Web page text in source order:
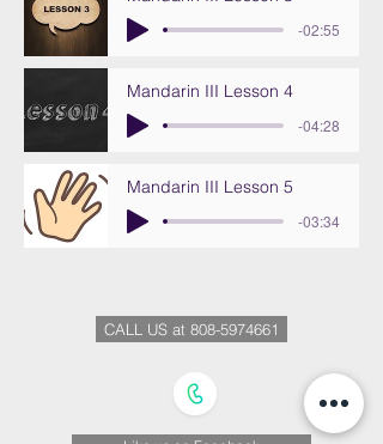
-02:55
Mandarin III Lesson 4
-04:28
Mandarin III Lesson 5
-03:34
CALL US at 808-5974661